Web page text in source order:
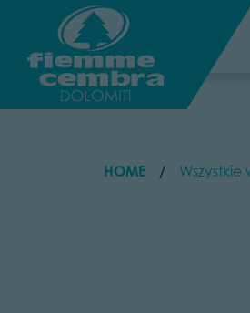
HOME Wszystkie